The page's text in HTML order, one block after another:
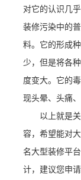
对它的认识几
装修污染中的
料。它的形成
少，但是将各
度变大。它的
现头晕、头痛
以上就是关
容，希望能对
名大型装修平
计，建议您申